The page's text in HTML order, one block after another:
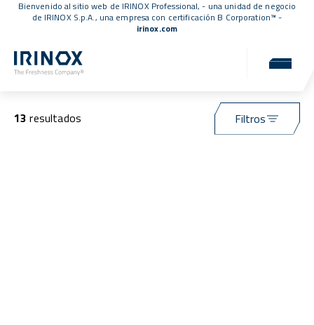
Bienvenido al sitio web de IRINOX Professional, - una unidad de negocio
de IRINOX S.p.A., una empresa con certificación B Corporation™ -
irinox.com
13 resultados Filtros